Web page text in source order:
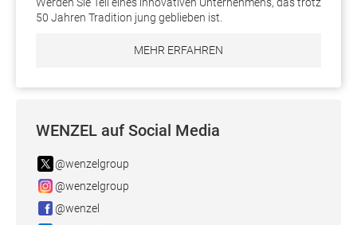
Werden Sie Teil eines innovativen Unternehmens, das trotz
50 Jahren Tradition jung geblieben ist.
MEHR ERFAHREN
WENZEL auf Social Media
@wenzelgroup
@wenzelgroup
@wenzel